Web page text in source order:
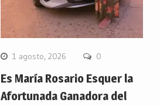
1 agosto, 2026 0
Es María Rosario Esquer la
Afortunada Ganadora del